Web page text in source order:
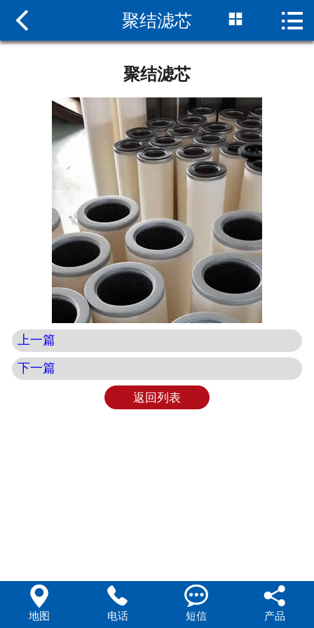
网站首页
天然气滤芯
案例展示
在线留言
联系我们
 聚结滤芯  
聚结滤芯
上一篇
下一篇
返回列表

地图

电话

短信

产品